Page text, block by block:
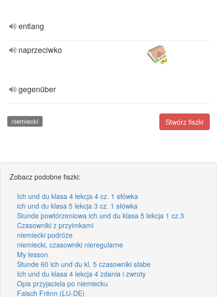
entlang
naprzeciwko
gegenüber
Stwórz fiszki
niemiecki
Zobacz podobne fiszki:
Ich und du klasa 4 lekcja 4 cz. 1 słówka
ich und du klasa 5 lekcja 3 cz. 1 słówka
Stunde powtórzeniowa ich und du klasa 5 lekcja 1 cz.3
Czasowniki z przyimkami
niemiecki podróże
niemiecki, czasowniki nieregularne
My lesson
Stunde 60 ich und du kl. 5 czasowniki słabe
Ich und du klasa 4 lekcja 4 zdania i zwroty
Opis przyjaciela po niemiecku
Falsch Frënn (LU-DE)